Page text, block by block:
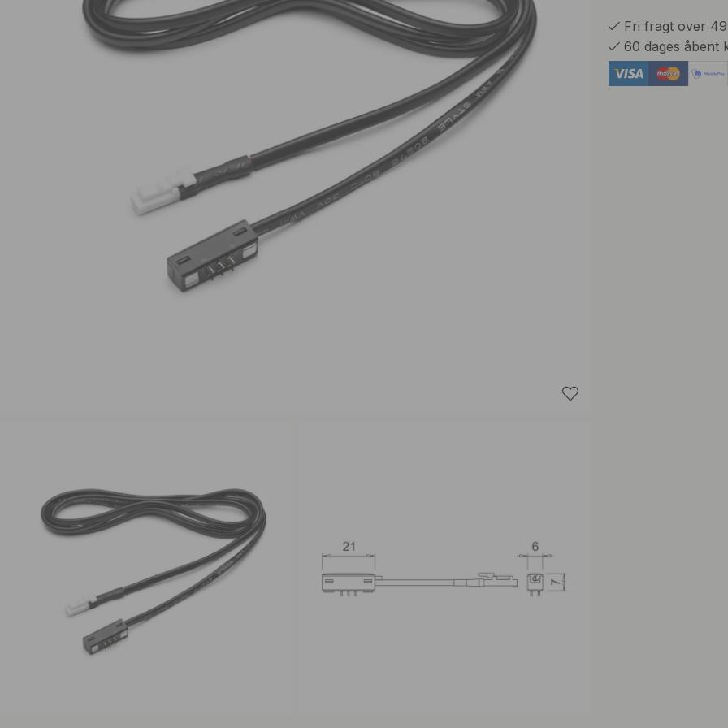
Fri fragt over
60 dages åbent